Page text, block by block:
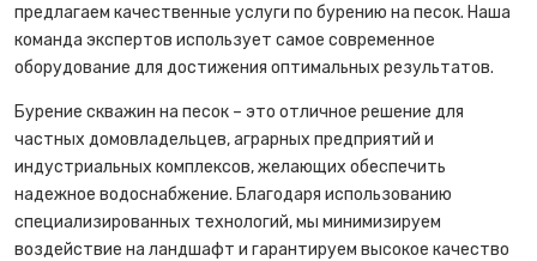
предлагаем качественные услуги по бурению на песок. Наша
команда экспертов использует самое современное
оборудование для достижения оптимальных результатов.
Бурение скважин на песок – это отличное решение для
частных домовладельцев, аграрных предприятий и
индустриальных комплексов, желающих обеспечить
надежное водоснабжение. Благодаря использованию
специализированных технологий, мы минимизируем
воздействие на ландшафт и гарантируем высокое качество